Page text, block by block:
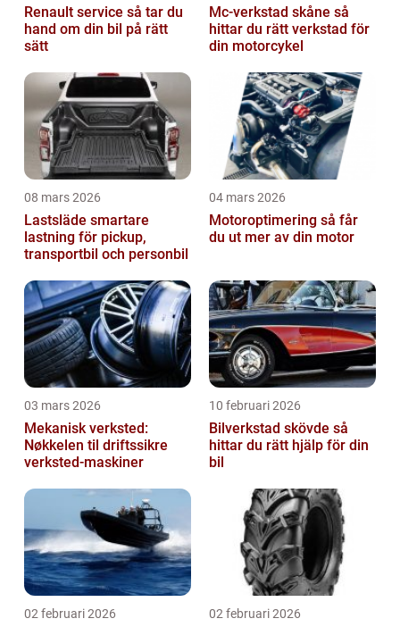
Renault service så tar du
hand om din bil på rätt
sätt
Mc-verkstad skåne så
hittar du rätt verkstad för
din motorcykel
08 mars 2026
Lastsläde smartare
lastning för pickup,
transportbil och personbil
04 mars 2026
Motoroptimering så får
du ut mer av din motor
03 mars 2026
Mekanisk verksted:
Nøkkelen til driftssikre
verksted-maskiner
10 februari 2026
Bilverkstad skövde så
hittar du rätt hjälp för din
bil
02 februari 2026 02 februari 2026